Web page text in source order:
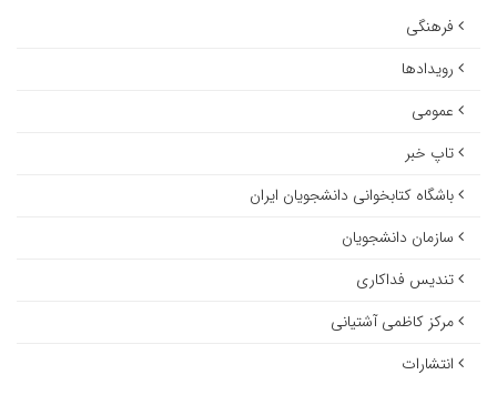
فرهنگی
رویدادها
عمومی
تاپ خبر
باشگاه کتابخوانی دانشجویان ایران
سازمان دانشجویان
تندیس فداکاری
مرکز کاظمی آشتیانی
انتشارات